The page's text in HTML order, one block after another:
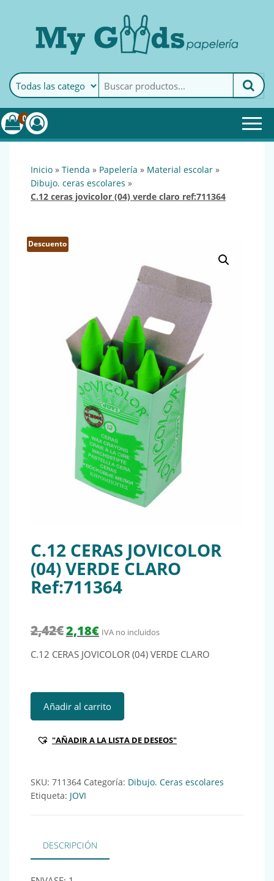
MyGoods · PapeleríaMy Goods es tu papelería
online de confianza. Podrás
encontrar todo lo necesario
0
inicio » tienda » papelería » material escolar »
dibujo. ceras escolares »
c.12 ceras jovicolor (04) verde claro ref:711364
Descuento
C.12 CERAS JOVICOLOR
(04) VERDE CLARO
Ref:711364
2,42€ El precio original era: 2,42€.
2,18€El precio actual es: 2,18€.
IVA no incluidos
C.12 CERAS JOVICOLOR (04) VERDE CLARO
Añadir al carrito
"AÑADIR A LA LISTA DE DESEOS"
SKU: 711364 Categoría: Dibujo. Ceras escolares
Etiqueta: JOVI
DESCRIPCIÓN